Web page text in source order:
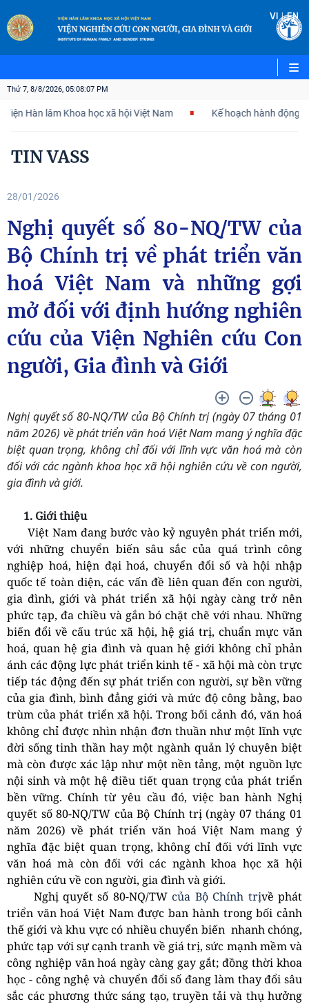
VI |EN
Thứ 7, 8/8/2026, 05:08:09 PM
Khoa học xã hội Việt Nam Kế hoạch hành động 100 ngày
TIN VASS
28/01/2026
Nghị quyết số 80-NQ/TW của
Bộ Chính trị về phát triển văn
hoá Việt Nam và những gợi
mở đối với định hướng nghiên
cứu của Viện Nghiên cứu Con
người, Gia đình và Giới
Nghị quyết số 80-NQ/TW của Bộ Chính trị (ngày 07 tháng 01
năm 2026) về phát triển văn hoá Việt Nam mang ý nghĩa đặc
biệt quan trọng, không chỉ đối với lĩnh vực văn hoá mà còn
đối với các ngành khoa học xã hội nghiên cứu về con người,
gia đình và giới.
1. Giới thiệu
Việt Nam đang bước vào kỷ nguyên phát triển mới,
với những chuyển biến sâu sắc của quá trình công
nghiệp hoá, hiện đại hoá, chuyển đổi số và hội nhập
quốc tế toàn diện, các vấn đề liên quan đến con người,
gia đình, giới và phát triển xã hội ngày càng trở nên
phức tạp, đa chiều và gắn bó chặt chẽ với nhau. Những
biến đổi về cấu trúc xã hội, hệ giá trị, chuẩn mực văn
hoá, quan hệ gia đình và quan hệ giới không chỉ phản
ánh các động lực phát triển kinh tế - xã hội mà còn trực
tiếp tác động đến sự phát triển con người, sự bền vững
của gia đình, bình đẳng giới và mức độ công bằng, bao
trùm của phát triển xã hội. Trong bối cảnh đó, văn hoá
không chỉ được nhìn nhận đơn thuần như một lĩnh vực
đời sống tinh thần hay một ngành quản lý chuyên biệt
mà còn được xác lập như một nền tảng, một nguồn lực
nội sinh và một hệ điều tiết quan trọng của phát triển
bền vững. Chính từ yêu cầu đó, việc ban hành Nghị
quyết số 80-NQ/TW của Bộ Chính trị (ngày 07 tháng 01
năm 2026) về phát triển văn hoá Việt Nam mang ý
nghĩa đặc biệt quan trọng, không chỉ đối với lĩnh vực
văn hoá mà còn đối với các ngành khoa học xã hội
nghiên cứu về con người, gia đình và giới.
Nghị quyết số 80-NQ/TWcủa Bộ Chính trịvề phát
triển văn hoá Việt Nam được ban hành trong bối cảnh
thế giới và khu vực có nhiều chuyển biến nhanh chóng,
phức tạp với sự cạnh tranh về giá trị, sức mạnh mềm và
công nghiệp văn hoá ngày càng gay gắt; đồng thời khoa
học - công nghệ và chuyển đổi số đang làm thay đổi sâu
sắc các phương thức sáng tạo, truyền tải và thụ hưởng